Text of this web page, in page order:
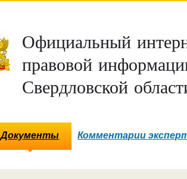
Официальный
правовой
Свердловской
Документы Комментарии